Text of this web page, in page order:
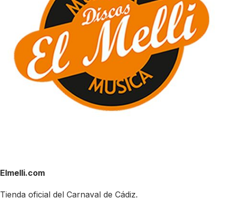
Elmelli.com
Tienda oficial del Carnaval de Cádiz.